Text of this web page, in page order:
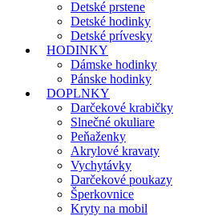
Detské prstene
Detské hodinky
Detské prívesky
HODINKY
Dámske hodinky
Pánske hodinky
DOPLNKY
Darčekové krabičky
Slnečné okuliare
Peňaženky
Akrylové kravaty
Vychytávky
Darčekové poukazy
Šperkovnice
Kryty na mobil